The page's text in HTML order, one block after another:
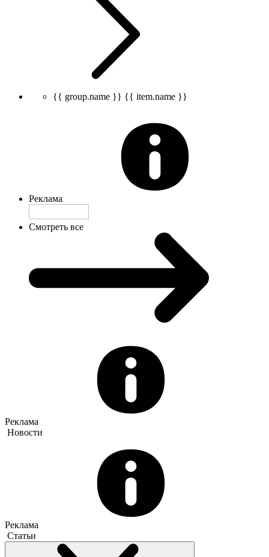
{{ group.name }} {{ item.name }}
Реклама
Смотреть все
Реклама
Новости
Реклама
Статьи